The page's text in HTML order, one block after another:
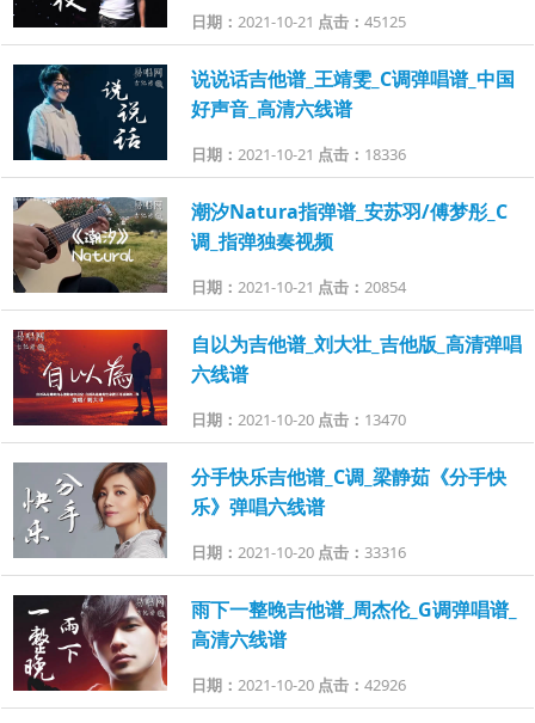
日期： 2021-10-21 点击： 45125
说说话吉他谱_王靖雯_C调弹唱谱_中国
好声音_高清六线谱
日期： 2021-10-21 点击： 18336
潮汐Natura指弹谱_安苏羽/傅梦彤_C
调_指弹独奏视频
日期： 2021-10-21 点击： 20854
自以为吉他谱_刘大壮_吉他版_高清弹唱
六线谱
日期： 2021-10-20 点击： 13470
分手快乐吉他谱_C调_梁静茹《分手快
乐》弹唱六线谱
日期： 2021-10-20 点击： 33316
雨下一整晚吉他谱_周杰伦_G调弹唱谱_
高清六线谱
日期： 2021-10-20 点击： 42926